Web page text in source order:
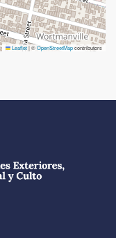
Leaflet|©OpenStreetMapcontributors